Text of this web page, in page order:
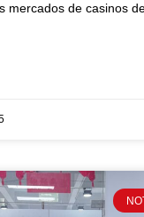
mercados de casinos